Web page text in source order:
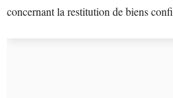
concernant la restitution de biens